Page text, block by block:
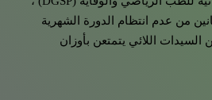
من عدم انتظام الدورة الشهرية
اللائي يتمتعن بأوزان